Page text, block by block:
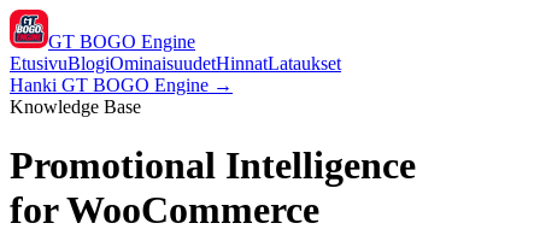
GT BOGO Engine
EtusivuBlogiOminaisuudetHinnatLataukset
Hanki GT BOGO Engine →
Knowledge Base
Promotional Intelligence
for WooCommerce